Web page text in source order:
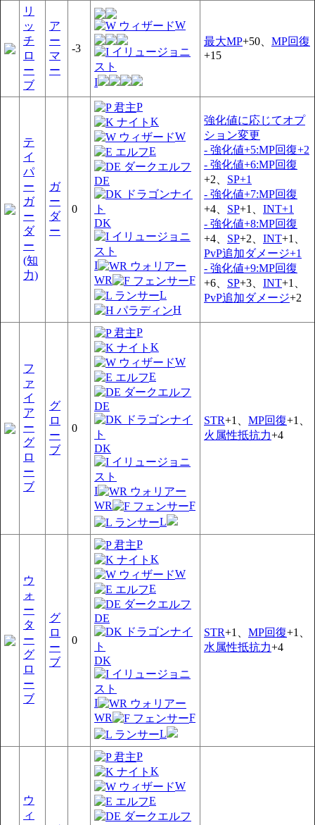
リ
ッ
チ
ロ
ー
ブ
ア
ー
マ
ー
-3
W
I
最大MP+50、 MP回復
+15
テ
イ
パ
ー
ガ
ー
ダ
ー
(知
力)
ガ
ー
ダ
ー
0
P
K
W
E
DE
DK
I
WR
F
L
H
強化値に応じてオプ
ション変更
- 強化値+5:MP回復+2
- 強化値+6:MP回復
+2、 SP+1
- 強化値+7:MP回復
+4、 SP+1、 INT+1
- 強化値+8:MP回復
+4、 SP+2、 INT+1、
PvP追加ダメージ+1
- 強化値+9:MP回復
+6、 SP+3、 INT+1、
PvP追加ダメージ+2
フ
ァ
イ
ア
ー
グ
ロ
ー
ブ
グ
ロ
ー
ブ
0
P
K
W
E
DE
DK
I
WR
F
L
STR+1、 MP回復+1、
火属性抵抗力+4
ウ
ォ
ー
タ
ー
グ
ロ
ー
ブ
グ
ロ
ー
ブ
0
P
K
W
E
DE
DK
I
WR
F
L
STR+1、 MP回復+1、
水属性抵抗力+4
ウ
ィ
P
K
W
E